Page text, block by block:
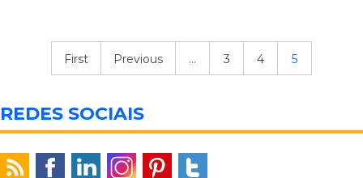
First Previous ... 3 4 5
REDES SOCIAIS